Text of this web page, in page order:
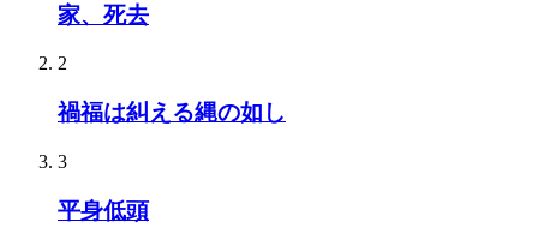
家、死去
2
禍福は糾える縄の如し
3
平身低頭